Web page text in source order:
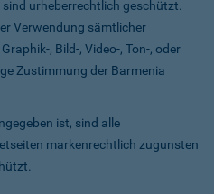
urheberrechtlich geschützt.
Verwendung sämtlicher
, Bild-, Video-, Ton-, oder
Zustimmung der Barmenia
ist, sind alle
markenrechtlich zugunsten